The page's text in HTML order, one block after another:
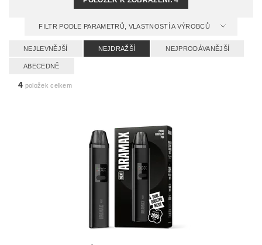
FILTR PODLE PARAMETRŮ, VLASTNOSTÍ A VÝROBCŮ
NEJLEVNĚJŠÍ NEJDRAŽŠÍ NEJPRODÁVANĚJŠÍ
ABECEDNĚ
4 položek celkem